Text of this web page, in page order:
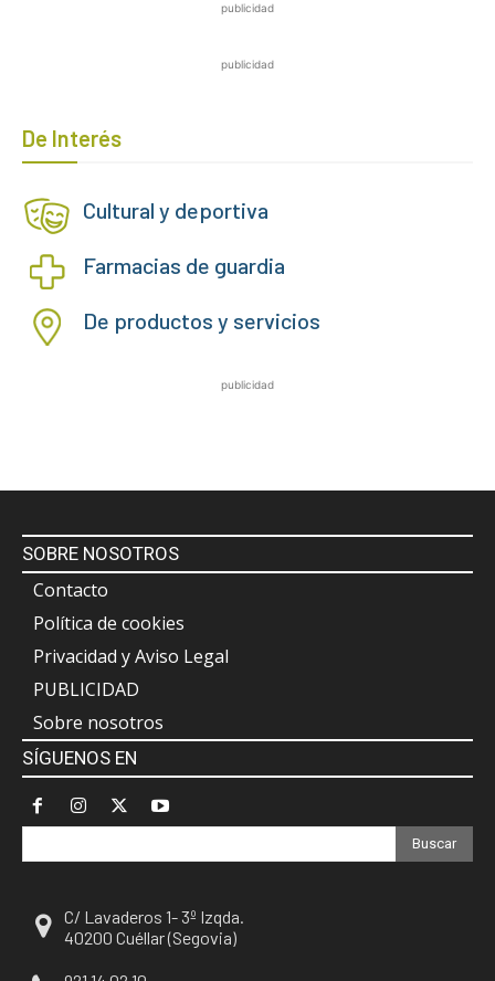
publicidad
publicidad
De Interés
Cultural y deportiva
Farmacias de guardia
De productos y servicios
publicidad
SOBRE NOSOTROS
Contacto
Política de cookies
Privacidad y Aviso Legal
PUBLICIDAD
Sobre nosotros
SÍGUENOS EN
Buscar
C/ Lavaderos 1- 3º Izqda.
40200 Cuéllar (Segovia)